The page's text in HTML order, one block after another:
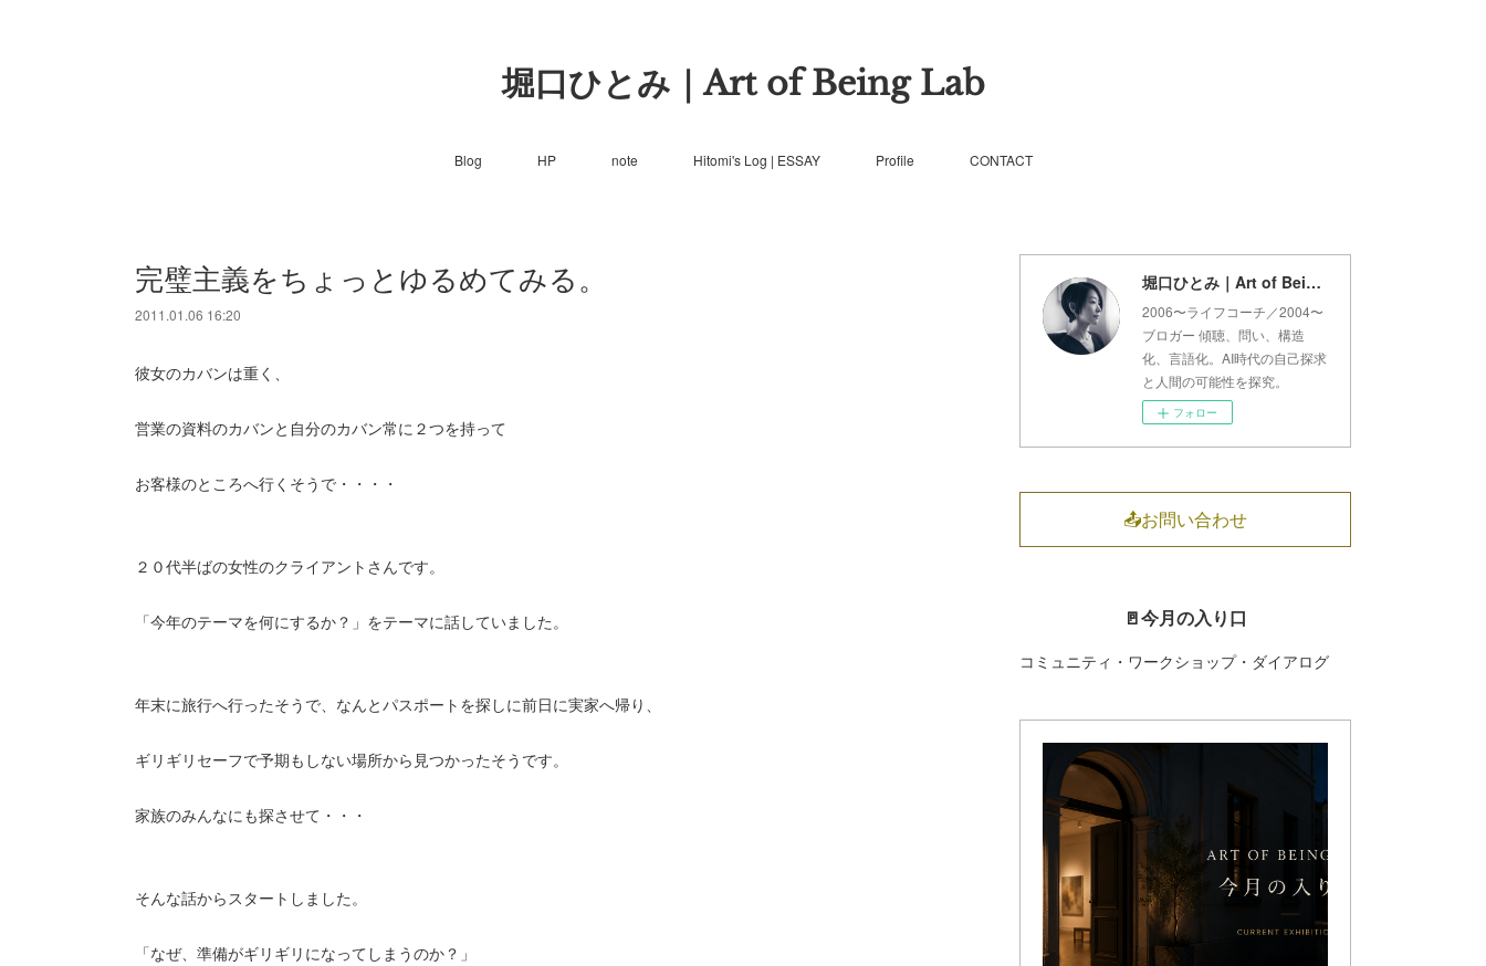
堀口ひとみ｜Art of Being Lab
Blog HP note Hitomi's Log | ESSAY Profile CONTACT
完璧主義をちょっとゆるめてみる。
2011.01.06 16:20
彼女のカバンは重く、
営業の資料のカバンと自分のカバン常に２つを持って
お客様のところへ行くそうで・・・・
２０代半ばの女性のクライアントさんです。
「今年のテーマを何にするか？」をテーマに話していました。
年末に旅行へ行ったそうで、なんとパスポートを探しに前日に実家へ帰り、
ギリギリセーフで予期もしない場所から見つかったそうです。
家族のみんなにも探させて・・・
そんな話からスタートしました。
「なぜ、準備がギリギリになってしまうのか？」
堀口ひとみ｜Art of Being Lab
2006〜ライフコーチ／2004〜
ブロガー 傾聴、問い、構造
化、言語化。AI時代の自己探求
と人間の可能性を探究。
フォロー
📤お問い合わせ
🚪今月の入り口
コミュニティ・ワークショップ・ダイアログ